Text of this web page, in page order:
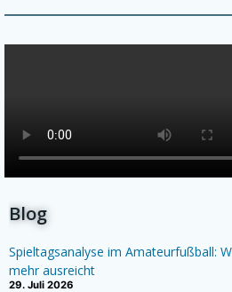
Blog
Spieltagsanalyse im Amateurfußball:
mehr ausreicht
29. Juli 2026